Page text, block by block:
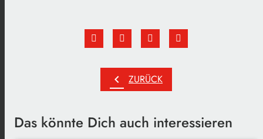
chevron_left ZURÜCK
Das könnte Dich auch interessieren